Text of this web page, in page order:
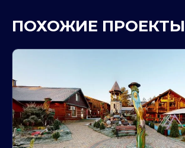
ПОХОЖИЕ ПРОЕКТЫ